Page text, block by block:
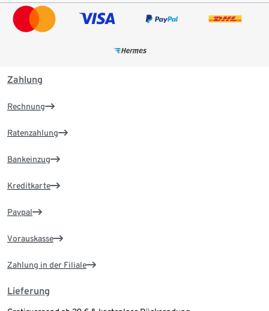
Zahlung
Rechnung
Ratenzahlung
Bankeinzug
Kreditkarte
Paypal
Vorauskasse
Zahlung in der Filiale
Lieferung